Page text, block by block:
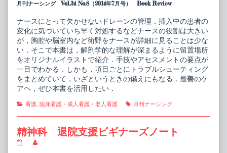
ー
＆
ケ
ガ
イ
ド
published
on
of
レ
ー
ン・
チ
ュ
ー
ブ
管
理
＆
ケ
ア
ガ
イ
月刊ナーシング Vol.34 No.8（2014年7月号） Book Review
ナースにとって欠かせないドレーンの管理．挿入中の患者の
変化に気づいていち早く対処するなどナースの役割は大きい
が，胸腔や脳室内など術野をナースが詳細に見ることは少な
い．そこで本書は，解剖学的な理解が深まるように留置場所
をオリジナルイラストで紹介．手技やアセスメントの要点が
一目でわかる．しかも，項目ごとにトラブルシューティング
をまとめていて，いざというときの備えにもなる．最善のケ
アヘ，ぜひ本書を活用したい．
Categories
看護, 臨床看護・成人看護・老人看護 Tags
月刊ナーシング
精神科 退院支援ビギナーズノート